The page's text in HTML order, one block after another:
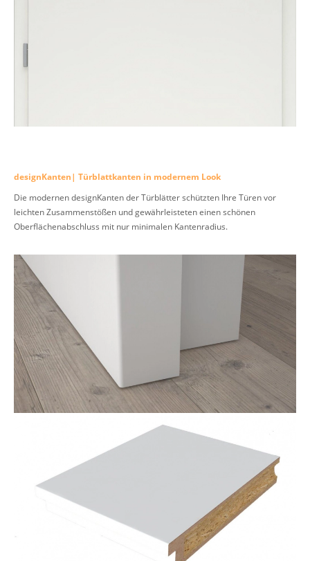
designKanten| Türblattkanten in modernem Look
Die modernen designKanten der Türblätter schützten Ihre Türen vor
leichten Zusammenstößen und gewährleisteten einen schönen
Oberflächenabschluss mit nur minimalen Kantenradius.